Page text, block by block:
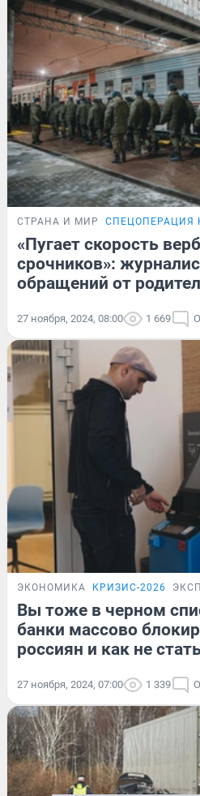
СТРАНА И МИР СПЕЦОПЕРАЦИЯ
«Пугает скорость
срочников»:
обращений от
27 ноября, 2024, 08:00 1 669
ЭКОНОМИКА КРИЗИС-2026
Вы тоже в черном
банки массово
россиян и как не
27 ноября, 2024, 07:00 1 339